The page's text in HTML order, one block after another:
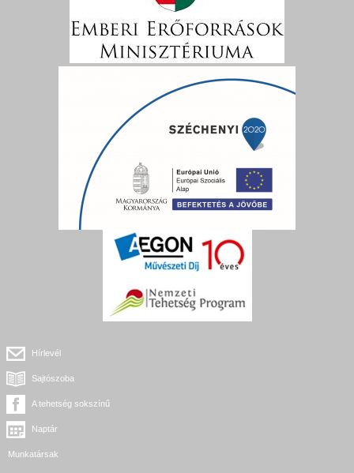
Hírlevél
Sajtószoba
A tehetség sokszínű
Naptár
Munkatársak